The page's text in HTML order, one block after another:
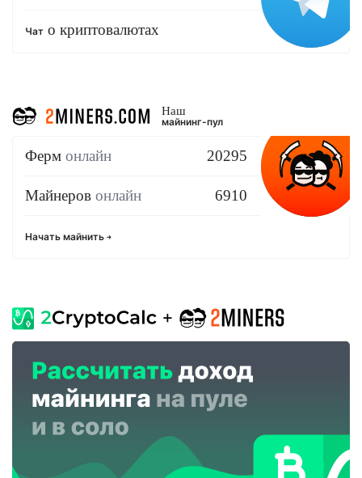
Чат о криптовалютах
Наш
майнинг-пул
Ферм онлайн 20295
Майнеров онлайн 6910
Начать майнить